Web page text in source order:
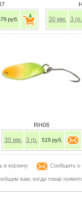
руб. 30 мм. 3 гр.
RH06
30 мм. 3 гр. 519 руб.
в корзину Сообщить о
вам, когда товар